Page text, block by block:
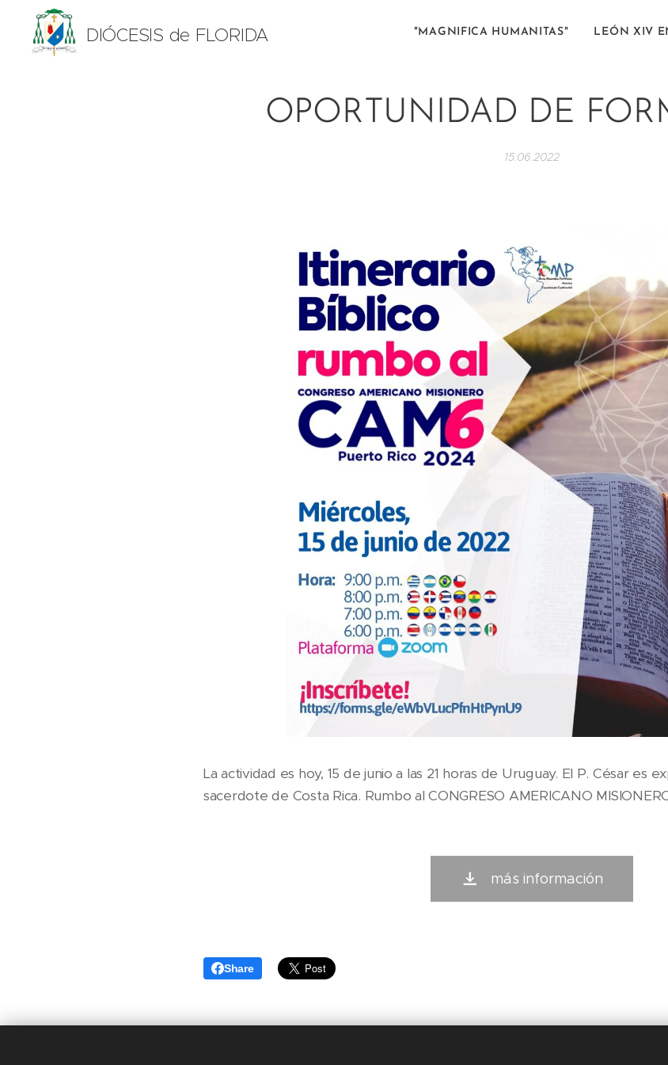
DIÓCESIS de FLORIDA "MAGNIFICA HUMANITAS" LEÓN XIV
OPORTUNIDAD DE
15.06.2022
La actividad es hoy, 15 de junio a las 21 horas de Uruguay. El P. César es
sacerdote de Costa Rica. Rumbo al CONGRESO AMERICANO
más información
Share